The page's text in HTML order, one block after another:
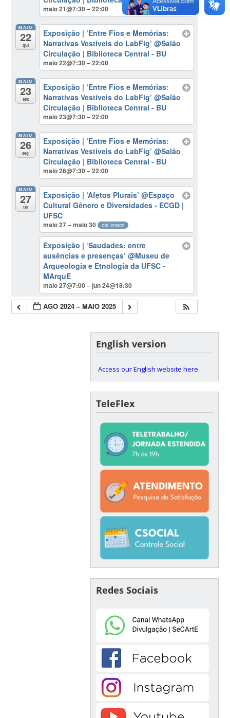
maio 21@7:30 – 22:00
MAIO
22
qui
Exposição | ‘Entre Fios e Memórias:
Narrativas Vestíveis do LabFig’@Salão
Circulação | Biblioteca Central - BU
maio 22@7:30 – 22:00
MAIO
23
sex
Exposição | ‘Entre Fios e Memórias:
Narrativas Vestíveis do LabFig’@Salão
Circulação | Biblioteca Central - BU
maio 23@7:30 – 22:00
MAIO
26
seg
Exposição | ‘Entre Fios e Memórias:
Narrativas Vestíveis do LabFig’@Salão
Circulação | Biblioteca Central - BU
maio 26@7:30 – 22:00
MAIO
27
ter
Exposição | ‘Afetos Plurais’@Espaço
Cultural Gênero e Diversidades - ECGD |
UFSC
maio 27 – maio 30 dia inteiro
Exposição | ‘Saudades: entre
ausências e presenças’@Museu de
Arqueologia e Etnologia da UFSC -
MArquE
maio 27@7:00 – jun 24@18:30
AGO 2024 – MAIO 2025
English version
Access our English website here
TeleFlex
Redes Sociais